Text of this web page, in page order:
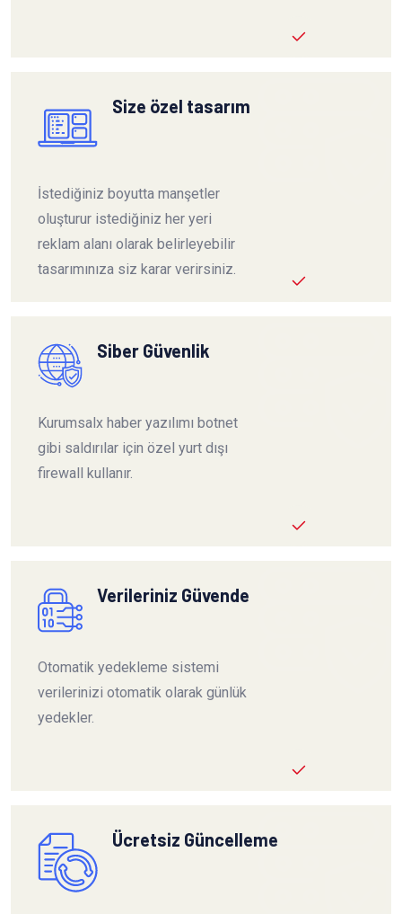
Size özel tasarım
İstediğiniz boyutta manşetler
oluşturur istediğiniz her yeri
reklam alanı olarak belirleyebilir
tasarımınıza siz karar verirsiniz.
Siber Güvenlik
Kurumsalx haber yazılımı botnet
gibi saldırılar için özel yurt dışı
firewall kullanır.
Verileriniz Güvende
Otomatik yedekleme sistemi
verilerinizi otomatik olarak günlük
yedekler.
Ücretsiz Güncelleme